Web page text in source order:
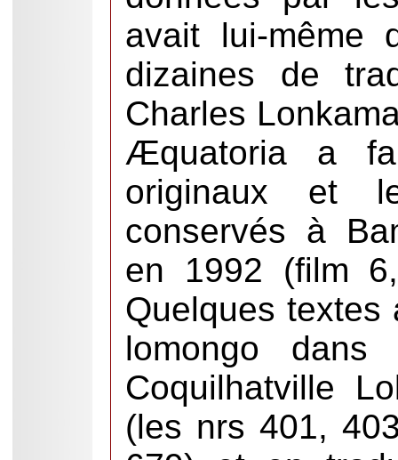
avait lui-même
dizaines de
Charles
Æquatoria a
originaux et
conservés à
en 1992 (film
Quelques textes
lomongo
Coquilhatville
(les nrs 401,